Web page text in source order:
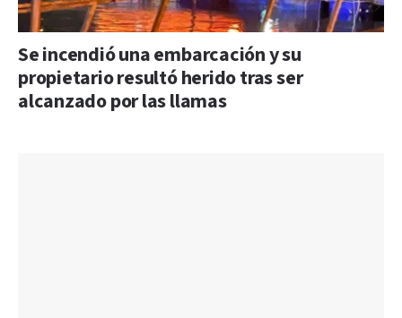
Se incendió una embarcación y su
propietario resultó herido tras ser
alcanzado por las llamas